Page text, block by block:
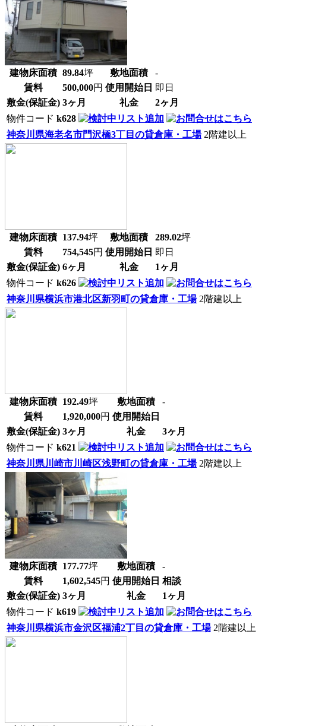
建物床面積 89.84坪 敷地面積
-
賃料
500,000円 使用開始日 即日
敷金(保証金) 3ヶ月 礼金
2ヶ月
物件コード k628
神奈川県海老名市門沢橋3丁目の貸倉庫・工場 2階建以上
建物床面積 137.94坪 敷地面積 289.02坪
賃料
754,545円 使用開始日 即日
敷金(保証金) 6ヶ月 礼金
1ヶ月
物件コード k626
神奈川県横浜市港北区新羽町の貸倉庫・工場 2階建以上
建物床面積 192.49坪 敷地面積
-
賃料
1,920,000円 使用開始日
敷金(保証金) 3ヶ月 礼金
3ヶ月
物件コード k621
神奈川県川崎市川崎区浅野町の貸倉庫・工場 2階建以上
建物床面積 177.77坪 敷地面積
-
賃料
1,602,545円 使用開始日 相談
敷金(保証金) 3ヶ月 礼金
1ヶ月
物件コード k619
神奈川県横浜市金沢区福浦2丁目の貸倉庫・工場 2階建以上